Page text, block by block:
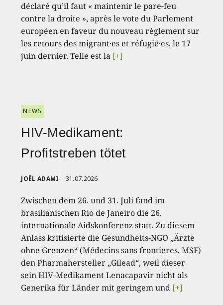
déclaré qu’il faut « maintenir le pare-feu
contre la droite », après le vote du Parlement
européen en faveur du nouveau règlement sur
les retours des migrant·es et réfugié·es, le 17
juin dernier. Telle est la [+]
NEWS
HIV-Medikament:
Profitstreben tötet
JOËL ADAMI 31.07.2026
Zwischen dem 26. und 31. Juli fand im
brasilianischen Rio de Janeiro die 26.
internationale Aidskonferenz statt. Zu diesem
Anlass kritisierte die Gesundheits-NGO „Ärzte
ohne Grenzen“ (Médecins sans frontieres, MSF)
den Pharmahersteller „Gilead“, weil dieser
sein HIV-Medikament Lenacapavir nicht als
Generika für Länder mit geringem und [+]